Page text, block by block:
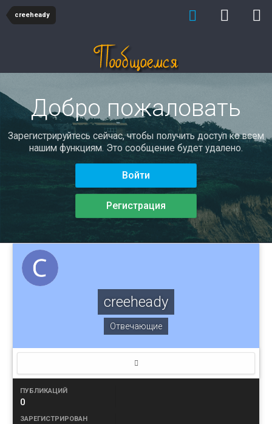
creeheady
Добро пожаловать
Зарегистрируйтесь сейчас, чтобы получить доступ ко всем
нашим функциям. Это сообщение будет удалено.
Войти
Регистрация
creeheady
Отвечающие
ПУБЛИКАЦИЙ
0
ЗАРЕГИСТРИРОВАН